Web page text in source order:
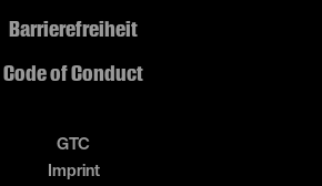
Barrierefreiheit
Code of Conduct
GTC
Imprint